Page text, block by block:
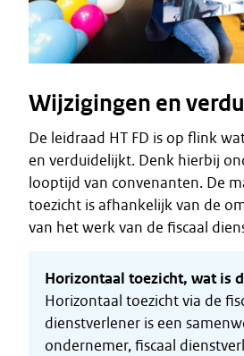
Wijzigingen en
De leidraad HT FD is op flink
en verduidelijkt. Denk hierbij
looptijd van convenanten. De
toezicht is afhankelijk van de
van het werk van de fiscaal
Horizontaal toezicht, wat is
Horizontaal toezicht via de
dienstverlener is een
ondernemer, fiscaal